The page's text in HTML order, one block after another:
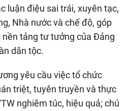
luận điệu sai trái, xuyên tạc,
Nhà nước và chế độ, góp
nền tảng tư tưởng của Đảng
dân tộc.
yêu cầu việc tổ chức
triệt, tuyên truyền và thực
nghiêm túc, hiệu quả; chú